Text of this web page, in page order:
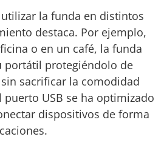
la funda en distintos
destaca. Por ejemplo,
o en un café, la funda
portátil protegiéndolo de
sacrificar la comodidad
puerto USB se ha optimizado
dispositivos de forma